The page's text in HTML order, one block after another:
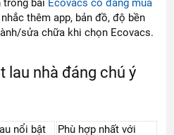
trong bài Ecovacs có đáng mua
thêm app, bản đồ, độ bền
sửa chữa khi chọn Ecovacs.
lau nhà đáng chú ý
nổi bật
Phù hợp nhất với